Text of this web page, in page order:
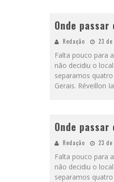
Onde
Redação 23
Falta pouco para
não decidiu o
separamos
Gerais. Réveillon
Onde
Redação 23
Falta pouco para
não decidiu o
separamos